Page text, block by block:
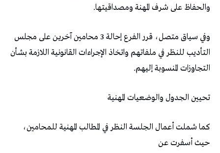
والحفاظ على شرف المهنة ومصداقيتها.
وفي سياق متصل، قرر الفرع إحالة 3 محامين آخرين على مجلس
التأديب للنظر في ملفاتهم واتخاذ الإجراءات القانونية اللازمة بشأن
التجاوزات المنسوبة إليهم.
تحيين الجدول والوضعيات المهنية
كما شملت أعمال الجلسة النظر في المطالب المهنية للمحامين،
حيث أسفرت عن